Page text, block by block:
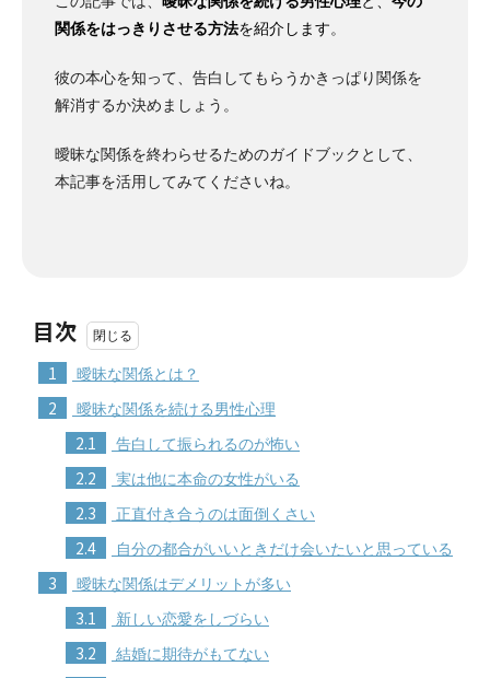
関係をはっきりさせる方法を紹介します。
彼の本心を知って、告白してもらうかきっぱり関係を
解消するか決めましょう。
曖昧な関係を終わらせるためのガイドブックとして、
本記事を活用してみてくださいね。
目次
1 曖昧な関係とは？
2 曖昧な関係を続ける男性心理
2.1 告白して振られるのが怖い
2.2 実は他に本命の女性がいる
2.3 正直付き合うのは面倒くさい
2.4 自分の都合がいいときだけ会いたいと思っている
3 曖昧な関係はデメリットが多い
3.1 新しい恋愛をしづらい
3.2 結婚に期待がもてない